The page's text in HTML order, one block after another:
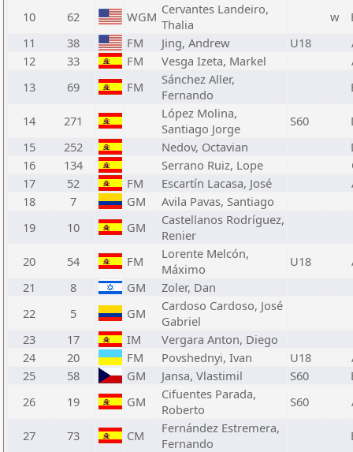
10
62 WGM Cervantes Landeiro,
Thalia
w
11
38 FM Jing, Andrew U18
12
33 FM Vesga Izeta, Markel
13
69 FM
Sánchez Aller,
Fernando
14 271
López Molina,
Santiago Jorge
S60
15
252 Nedov, Octavian
16
134 Serrano Ruiz, Lope
17
52 FM Escartín Lacasa, José
18
7 GM
Avila Pavas, Santiago
19
10 GM
Castellanos Rodríguez,
Renier
20
54 FM
Lorente Melcón,
Máximo
U18
21
8 GM
Zoler, Dan
22
5 GM
Cardoso Cardoso, José
Gabriel
23
17 IM
Vergara Anton, Diego
24
20 FM Povshednyi, Ivan U18
25
58 GM Jansa, Vlastimil S60
26
19 GM
Cifuentes Parada,
Roberto
S60
27 73 CM
Fernández Estremera,
Fernando